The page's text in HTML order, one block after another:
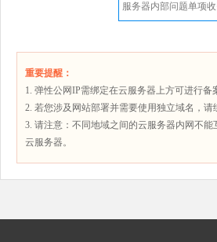
服务器内部问题单项
重要提醒：
1. 弹性公网IP需绑定在云服务器上方可进行备
2. 若您涉及网站部署并需要使用独立域名，
3. 请注意：不同地域之间的云服务器内网不
云服务器。